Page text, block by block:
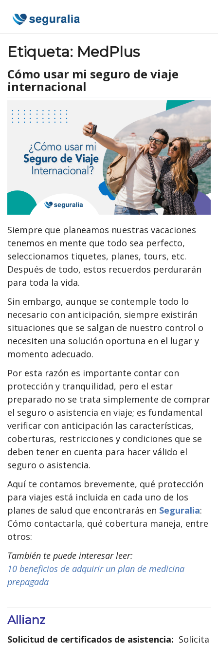
content
Etiqueta: MedPlus
Cómo usar mi seguro de viaje
internacional
Siempre que planeamos nuestras vacaciones
tenemos en mente que todo sea perfecto,
seleccionamos tiquetes, planes, tours, etc.
Después de todo, estos recuerdos perdurarán
para toda la vida.
Sin embargo, aunque se contemple todo lo
necesario con anticipación, siempre existirán
situaciones que se salgan de nuestro control o
necesiten una solución oportuna en el lugar y
momento adecuado.
Por esta razón es importante contar con
protección y tranquilidad, pero el estar
preparado no se trata simplemente de comprar
el seguro o asistencia en viaje; es fundamental
verificar con anticipación las características,
coberturas, restricciones y condiciones que se
deben tener en cuenta para hacer válido el
seguro o asistencia.
Aquí te contamos brevemente, qué protección
para viajes está incluida en cada uno de los
planes de salud que encontrarás en Seguralia:
Cómo contactarla, qué cobertura maneja, entre
otros:
También te puede interesar leer:
10 beneficios de adquirir un plan de medicina
prepagada
Allianz
Solicitud de certificados de asistencia: Solicita